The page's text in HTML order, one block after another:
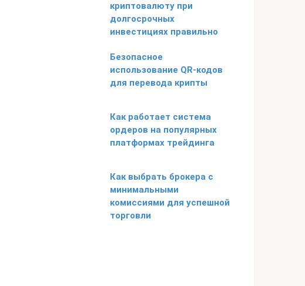
криптовалюту при
долгосрочных
инвестициях правильно
Безопасное
использование QR-кодов
для перевода крипты
Как работает система
ордеров на популярных
платформах трейдинга
Как выбрать брокера с
минимальными
комиссиями для успешной
торговли